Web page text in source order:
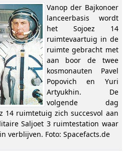
Vanop der Bajkonoer
lanceerbasis wordt
het Sojoez 14
ruimtevaartuig in de
ruimte gebracht met
aan boor de twee
kosmonauten Pavel
Popovich en Yuri
Artyukhin. De
volgende dag
14 ruimtetuig zich succesvol aan
Saljoet 3 ruimtestation waar
verblijven. Foto: Spacefacts.de